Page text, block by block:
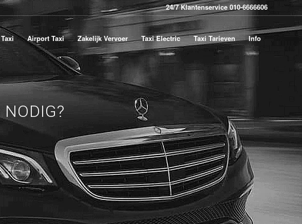
24/7 Klantenservice 010-6666606
Taxi Airport Taxi Zakelijk Vervoer Taxi Electric Taxi Tarieven Info
NODIG?